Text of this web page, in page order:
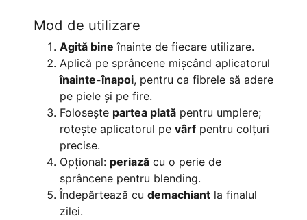
Mod de utilizare
Agită bine înainte de fiecare utilizare.
Aplică pe sprâncene mișcând aplicatorul
înainte-înapoi, pentru ca fibrele să adere
pe piele și pe fire.
Folosește partea plată pentru umplere;
rotește aplicatorul pe vârf pentru colțuri
precise.
Opțional: periază cu o perie de
sprâncene pentru blending.
Îndepărtează cu demachiant la finalul
zilei.